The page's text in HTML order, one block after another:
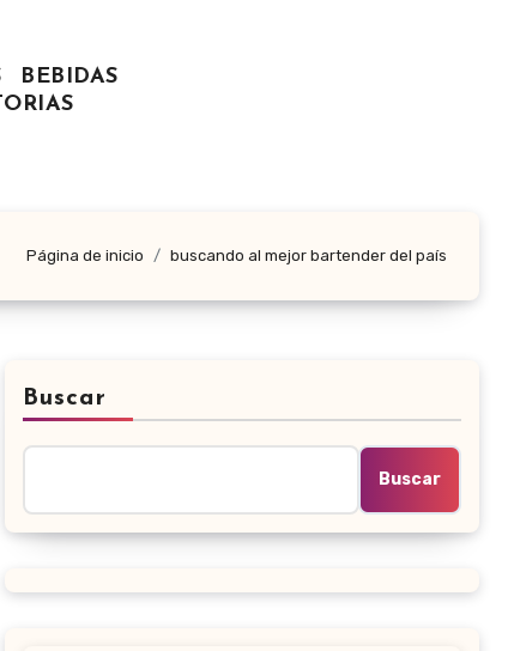
BEBIDAS
Página de inicio buscando al mejor bartender del país
Buscar
Buscar